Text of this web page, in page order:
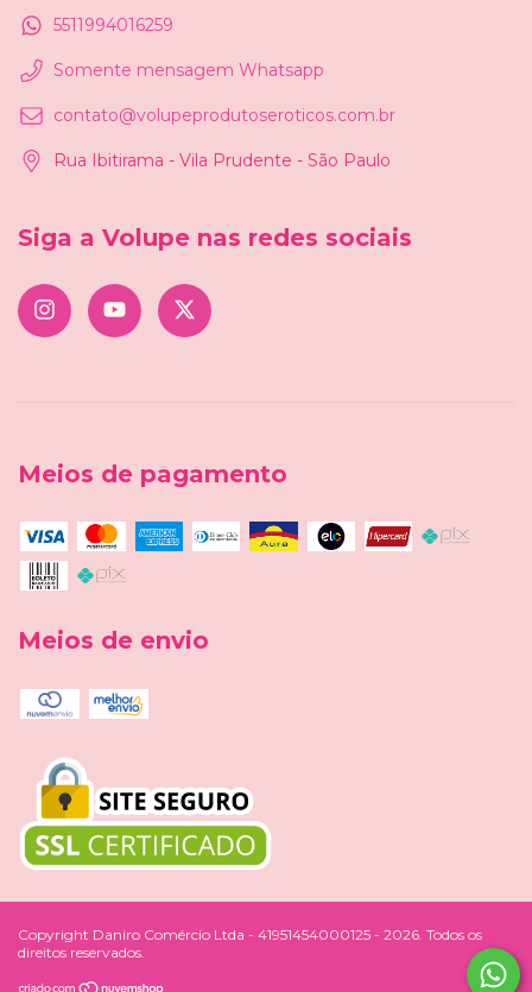
5511994016259
Somente mensagem Whatsapp
contato@volupeprodutoseroticos.com.br
Rua Ibitirama - Vila Prudente - São Paulo
Siga a Volupe nas redes sociais
Meios de pagamento
Meios de envio
Copyright Daniro Comércio Ltda - 41951454000125 - 2026. Todos os
direitos reservados.